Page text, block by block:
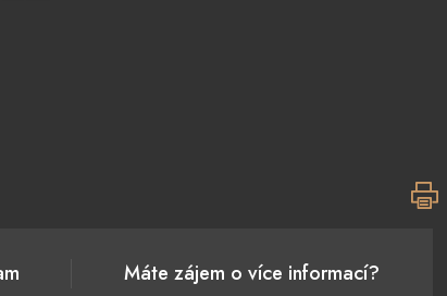
Máte zájem o více informací?